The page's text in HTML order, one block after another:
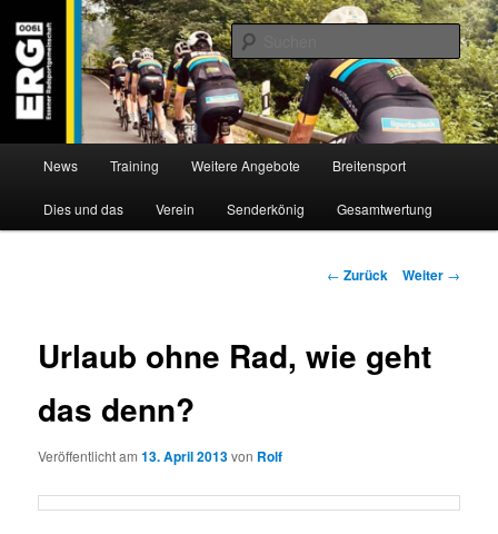
Inhalt
wechseln
ERG 1900 e.V
Willkommen bei der Essener Radsportgemeinschaft
News Training Weitere Angebote Breitensport
Dies und das Verein Senderkönig Gesamtwertung
Beitragsnavigation
← Zurück Weiter →
Urlaub ohne Rad, wie geht
das denn?
Veröffentlicht am13. April 2013von Rolf